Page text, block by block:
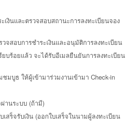
เงินและตรวจสอบสถานะการลงทะเบียนจอง
จสอบการชำระเงินและอนุมัติการลงทะเบียน
บร้อยแล้ว จะได้รับอีเมลยืนยันการลงทะเบียน
ชมบูธ ให้ผู้เข้ามาร่วมงานเข้ามา Check-in
านระบบ (ถ้ามี)
สร็จรับเงิน (ออกใบเสร็จในนามผู้ลงทะเบียน